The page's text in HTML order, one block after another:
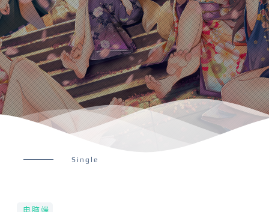
Single
电脑端